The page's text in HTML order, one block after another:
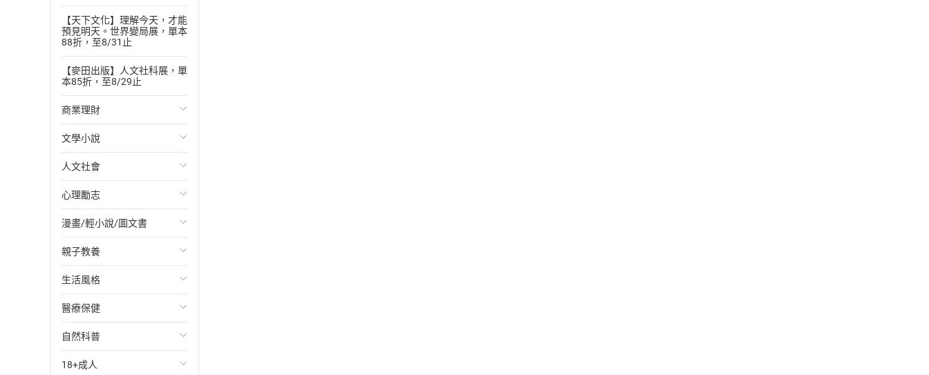
【天下文化】理解今天，才能
預見明天。世界變局展，單本
88折，至8/31止
【麥田出版】人文社科展，單
本85折，至8/29止
商業理財
投資理財
經濟/趨勢
財務/金融
管理/領導
職場工作術
成功法
行銷/廣告
傳記
商務/商學
文學小說
歐美文學
日本文學
韓國文學
華文文學
經典文學
成長/家庭生活小說
懸疑/推理小說
科幻/奇幻小說
人文社會
國際關係
政治
社會科學
台灣/中國歷史
日/韓歷史
其他歷史/史學
法律
心理勵志
心靈成長/情緒
人際關係
兩性關係
心理學
漫畫/輕小說/圖文書
輕小說
奇幻/科幻
愛情故事
職場/社會寫實
懸疑/推理
親子教養
教育現場
兒童文學/故事
兒童科普/學習
育兒百科
生活風格
飲食/食譜
健身/美顏
運動/遊戲
醫療保健
健康/養生
常見疾病
自然科普
生物科學
18+成人